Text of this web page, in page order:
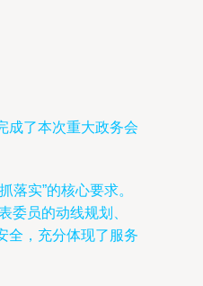
成了本次重大政务会
实”的核心要求。
委员的动线规划、
全，充分体现了服务